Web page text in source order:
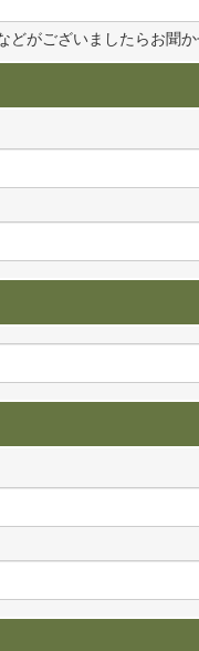
どがございましたらお聞